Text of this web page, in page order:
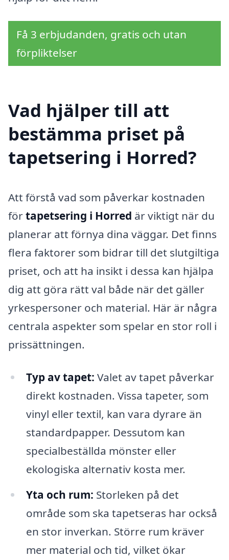
Få 3 erbjudanden, gratis och utan
förpliktelser
Vad hjälper till att
bestämma priset på
tapetsering i Horred?
Att förstå vad som påverkar kostnaden
förtapetsering i Horred är viktigt när du
planerar att förnya dina väggar. Det finns
flera faktorer som bidrar till det slutgiltiga
priset, och att ha insikt i dessa kan hjälpa
dig att göra rätt val både när det gäller
yrkespersoner och material. Här är några
centrala aspekter som spelar en stor roll i
prissättningen.
Typ av tapet: Valet av tapet påverkar
direkt kostnaden. Vissa tapeter, som
vinyl eller textil, kan vara dyrare än
standardpapper. Dessutom kan
specialbeställda mönster eller
ekologiska alternativ kosta mer.
Yta och rum: Storleken på det
område som ska tapetseras har också
en stor inverkan. Större rum kräver
mer material och tid, vilket ökar